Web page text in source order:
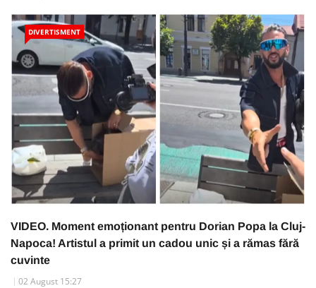
DIVERTISMENT
VIDEO. Moment emoționant pentru Dorian Popa la Cluj-
Napoca! Artistul a primit un cadou unic și a rămas fără
cuvinte
02 August 15:27